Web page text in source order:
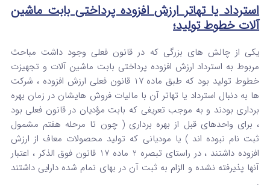
استرداد یا تهاتر ارزش افزوده پرداختی بابت ماشین
آلات خطوط تولید؛
یکی از چالش های بزرگی که در قانون فعلی وجود داشت مباحث
مربوط به استرداد ارزش افزوده پرداختی بابت ماشین آلات و تجهیزت
خطوط تولید بود که طبق ماده 17 قانون فعلی ارزش افزوده ، شرکت
ها به دنبال استرداد یا تهاتر آن با مالیات فروش هایشان در زمان بهره
برداری بودند و به موجب تعریفی که بابت مؤدیان در قانون فعلی بود
، برای واحدهای قبل از بهره برداری ( چون تا مرحله هفتم مشمول
ثبت نام نبوده اند ) یا مودیانی که تولید محصولات معاف از ارزش
افزوده داشتند ، در راستای تبصره 2 ماده 17 قانون فوق الذکر ، اعتبار
آنها پذیرفته نشده و الزام به ثبت آن در بهای تمام شده دارایی داشتند
.